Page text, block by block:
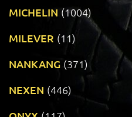
MICHELIN (1004)
MILEVER (11)
NANKANG (371)
NEXEN (446)